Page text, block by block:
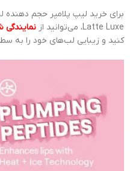
Latte Luxe، می‌توانید از
نمایندگی
کنید و زیبایی لب‌های خود را به